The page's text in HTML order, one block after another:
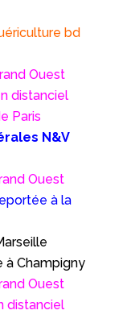
bd
Ouest
distanciel
Paris
N&V
Ouest
à la
Champigny
Ouest
distanciel